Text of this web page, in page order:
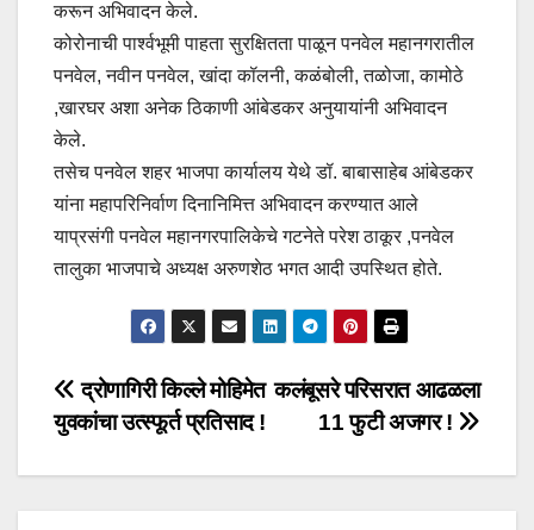
करून अभिवादन केले.
कोरोनाची पार्श्वभूमी पाहता सुरक्षितता पाळून पनवेल महानगरातील
पनवेल, नवीन पनवेल, खांदा कॉलनी, कळंबोली, तळोजा, कामोठे
,खारघर अशा अनेक ठिकाणी आंबेडकर अनुयायांनी अभिवादन
केले.
तसेच पनवेल शहर भाजपा कार्यालय येथे डॉ. बाबासाहेब आंबेडकर
यांना महापरिनिर्वाण दिनानिमित्त अभिवादन करण्यात आले
याप्रसंगी पनवेल महानगरपालिकेचे गटनेते परेश ठाकूर ,पनवेल
तालुका भाजपाचे अध्यक्ष अरुणशेठ भगत आदी उपस्थित होते.
Post
navigation
कलंबूसरे परिसरात आढळला
11 फुटी अजगर !
द्रोणागिरी किल्ले मोहिमेत
युवकांचा उत्स्फूर्त प्रतिसाद !